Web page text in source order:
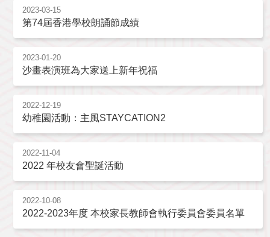
2023-03-15
第74屆香港學校朗誦節成績
2023-01-20
沙畫表演班為大家送上新年祝福
2022-12-19
幼稚園活動：主風STAYCATION2
2022-11-04
2022 年校友會聖誕活動
2022-10-08
2022-2023年度 本校家長教師會執行委員會委員名單